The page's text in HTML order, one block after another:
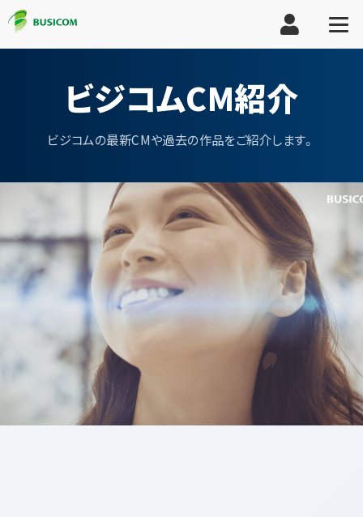
ビジコムCM紹介
ビジコムの最新CMや過去の作品をご紹介します。